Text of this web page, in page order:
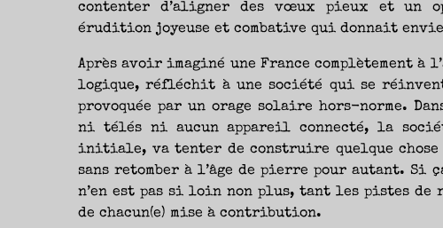
contenter d’aligner des vœux pieux et un
érudition joyeuse et combative qui donnait
Après avoir imaginé une France complètement à
logique, réfléchit à une société qui se
provoquée par un orage solaire hors-norme.
ni télés ni aucun appareil connecté, la
initiale, va tenter de construire quelque chose
sans retomber à l’âge de pierre pour autant. Si
n’en est pas si loin non plus, tant les pistes
de chacun(e) mise à contribution.